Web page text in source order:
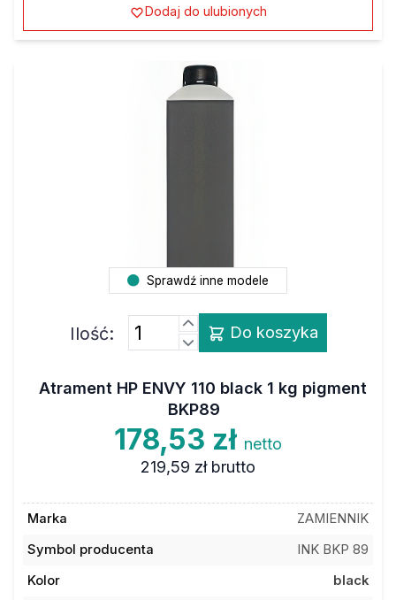
Dodaj do ulubionych
Sprawdź inne modele
Ilość: Do koszyka
Atrament HP ENVY 110 black 1 kg pigment
BKP89
178,53 zł netto
219,59 zł brutto
Marka
ZAMIENNIK
Symbol producenta
INK BKP 89
Kolor
black